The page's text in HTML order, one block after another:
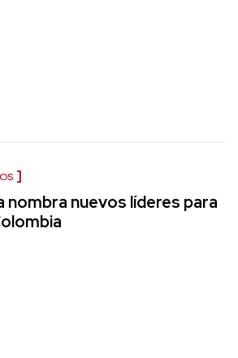
nombra nuevos líderes para